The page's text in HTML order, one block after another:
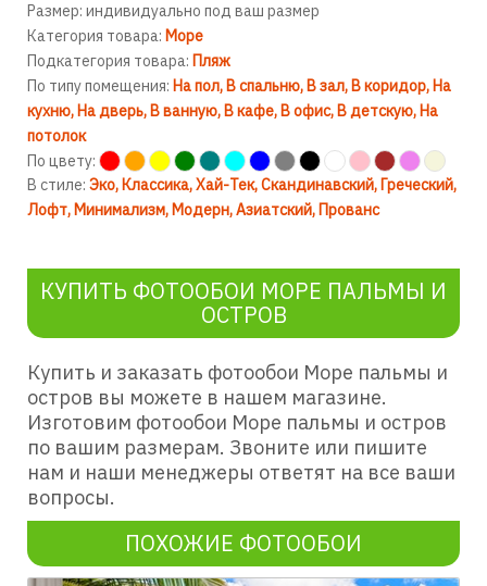
Размер: индивидуально под ваш размер
Категория товара: Море
Подкатегория товара: Пляж
По типу помещения: На пол В спальню В зал В коридор На
кухню На дверь В ванную В кафе В офис В детскую На
потолок
По цвету:
В стиле: Эко Классика Хай-Тек Скандинавский Греческий
Лофт Минимализм Модерн Азиатский Прованс
КУПИТЬ ФОТООБОИ МОРЕ ПАЛЬМЫ И
ОСТРОВ
Купить и заказать фотообои Море пальмы и
остров вы можете в нашем магазине.
Изготовим фотообои Море пальмы и остров
по вашим размерам. Звоните или пишите
нам и наши менеджеры ответят на все ваши
вопросы.
ПОХОЖИЕ ФОТООБОИ